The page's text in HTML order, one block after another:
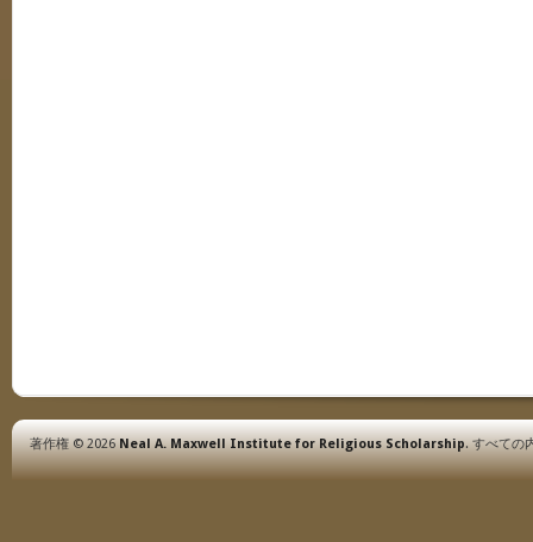
著作権 © 2026Neal A. Maxwell Institute for Religious Scholarship. すべての